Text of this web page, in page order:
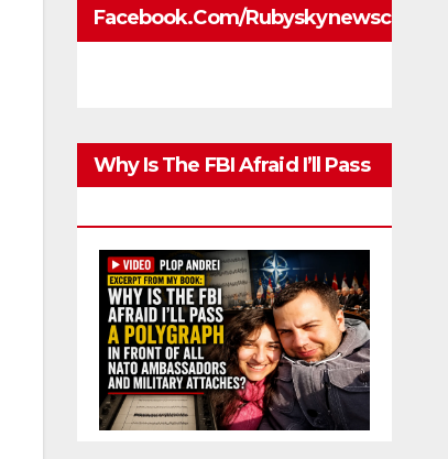
Facebook.com/rubyskynewscom
Why Is The FBI Afraid I’ll Pass